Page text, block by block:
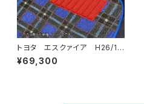
トヨタ エスクァイア H26/1
0〜R3/12 80系 フロアマッ
ト一式 カーマット 神戸タータ
¥69,300